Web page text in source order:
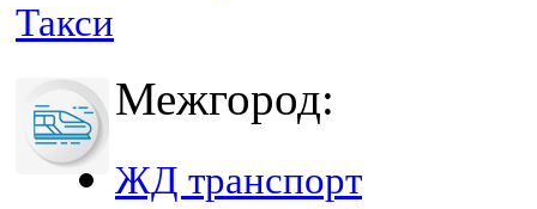
Такси
Межгород:
ЖД транспорт